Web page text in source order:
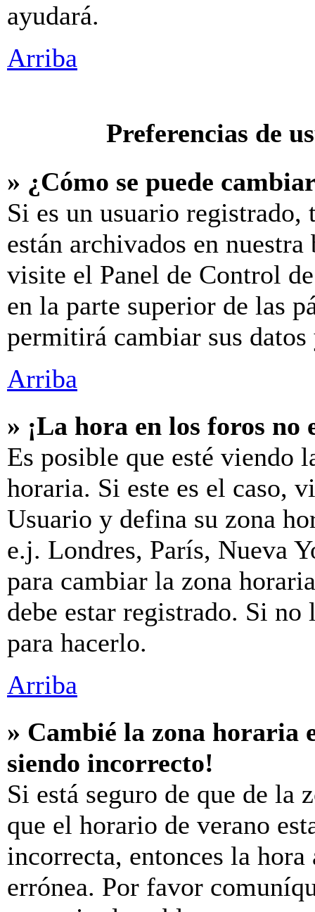
ayudará.
Arriba
Preferencias de
» ¿Cómo se puede
Si es un usuario registrado,
están archivados en
visite el Panel de Control
en la parte superior de las
permitirá cambiar sus
Arriba
» ¡La hora en los foros no
Es posible que esté viendo
horaria. Si este es el caso,
Usuario y defina su zona
e.j. Londres, París, Nueva
para cambiar la zona
debe estar registrado. Si no
para hacerlo.
Arriba
» Cambié la zona horaria
siendo incorrecto!
Si está seguro de que de la
que el horario de verano
incorrecta, entonces la
errónea. Por favor